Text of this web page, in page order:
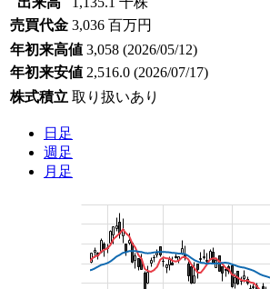
売買代金 3,036 百万円
年初来高値 3,058 (2026/05/12)
年初来安値 2,516.0 (2026/07/17)
株式積立 取り扱いあり
日足
週足
月足